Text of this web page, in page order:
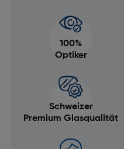
100%
Optiker
Schweizer
Premium Glasqualität